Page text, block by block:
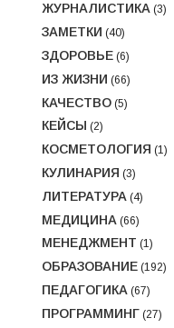
ЖУРНАЛИСТИКА (3)
ЗАМЕТКИ (40)
ЗДОРОВЬЕ (6)
ИЗ ЖИЗНИ (66)
КАЧЕСТВО (5)
КЕЙСЫ (2)
КОСМЕТОЛОГИЯ (1)
КУЛИНАРИЯ (3)
ЛИТЕРАТУРА (4)
МЕДИЦИНА (66)
МЕНЕДЖМЕНТ (1)
ОБРАЗОВАНИЕ (192)
ПЕДАГОГИКА (67)
ПРОГРАММИНГ (27)